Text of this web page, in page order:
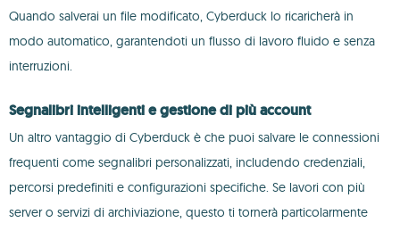
Quando salverai un file modificato, Cyberduck lo ricaricherà in
modo automatico, garantendoti un flusso di lavoro fluido e senza
interruzioni.
Segnalibri intelligenti e gestione di più account
Un altro vantaggio di Cyberduck è che puoi salvare le connessioni
frequenti come segnalibri personalizzati, includendo credenziali,
percorsi predefiniti e configurazioni specifiche. Se lavori con più
server o servizi di archiviazione, questo ti tornerà particolarmente